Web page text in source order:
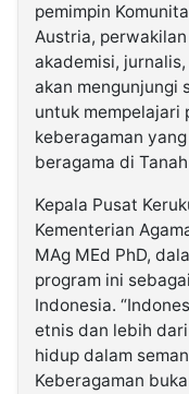
pemimpin
Austria,
akademisi,
akan mengunjungi
untuk mempelajari
keberagaman
beragama di
Kepala Pusat
Kementerian
MAg MEd PhD,
program ini
Indonesia.
etnis dan lebih
hidup dalam
Keberagaman